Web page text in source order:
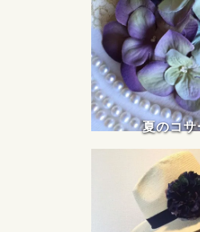
夏のコサ